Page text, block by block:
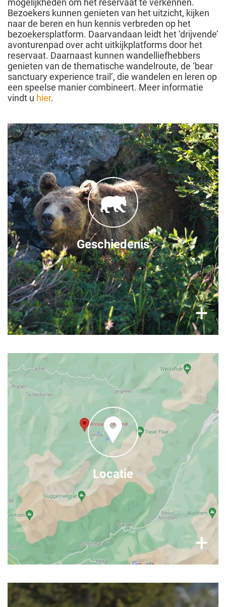
Bezoekers kunnen genieten van het uitzicht, kijken
naar de beren en hun kennis verbreden op het
bezoekersplatform. Daarvandaan leidt het ‘drijvende’
avonturenpad over acht uitkijkplatforms door het
reservaat. Daarnaast kunnen wandelliefhebbers
genieten van de thematische wandelroute, de ‘bear
sanctuary experience trail’, die wandelen en leren op
een speelse manier combineert. Meer informatie
vindt u hier.
Geschiedenis
+
Het idee
voor het BERENWOUD Arosa project werd
geboren in 2010. In 2018, na jaren van bouwen,
nam de eerste geredde beer zijn intrek. Lees
hier
meer over de geschiedenis van het
samenwerkingsproject tussen VIER VOETERS
en Arosa toerisme!
×
Locatie
+
Waar je ons vindt
Arosa Bears Foundation
Dorfstrasse / SKZA
7050 Arosa, Zwitserland
Meer reisinformatie vindt u
hier
- het is slechts
40 minuten van Chur (met de trein),
vind ons op
Google Maps
×
Volg onze verhalen